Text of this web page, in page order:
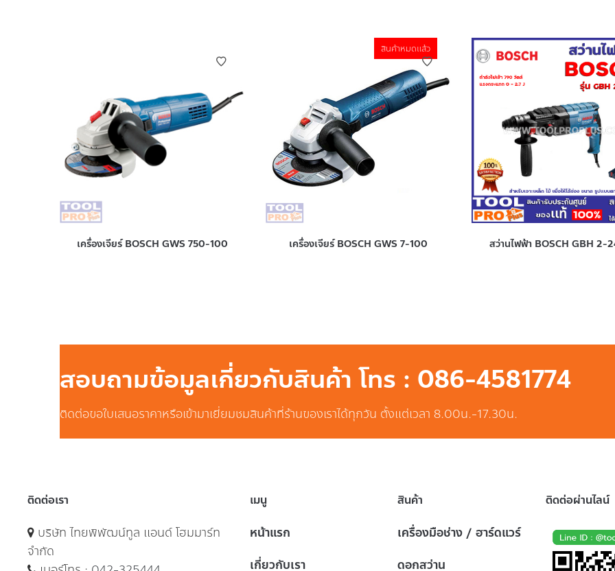
เครื่องเจียร์ BOSCH GWS 750-100
สินค้าหมดแล้ว
เครื่องเจียร์ BOSCH GWS 7-100 สว่านไฟฟ้า BOSCH GBH 2-
สอบถามข้อมูลเกี่ยวกับสินค้า โทร : 086-4581774
ติดต่อขอใบเสนอราคาหรือเข้ามาเยี่ยมชมสินค้าที่ร้านของเราได้ทุกวัน ตั้งแต่เวลา 8.00น.-17.30น.
ติดต่อเรา
บริษัท ไทยพิพัฒน์ทูล แอนด์ โฮมมาร์ท
จำกัด
เมนู
หน้าแรก
เกี่ยวกับเรา
สินค้า
เครื่องมือช่าง / ฮาร์ดแวร์
ดอกสว่าน
ติดต่อผ่านไลน์